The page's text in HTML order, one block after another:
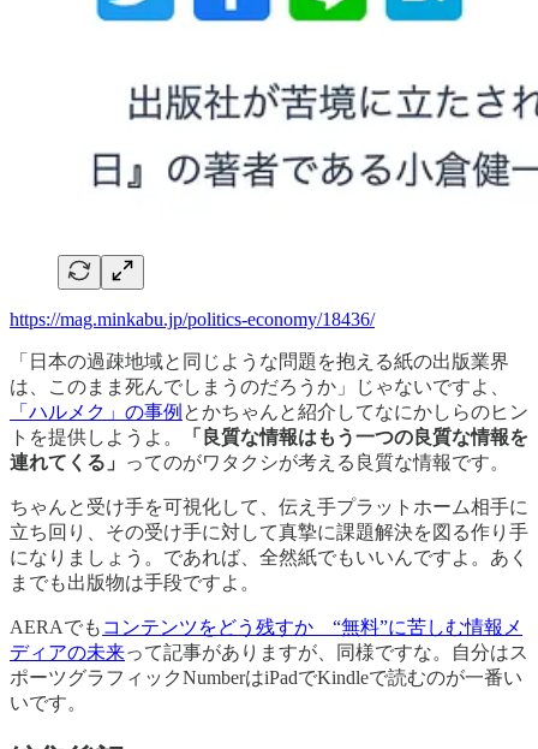
https://mag.minkabu.jp/politics-economy/18436/
「日本の過疎地域と同じような問題を抱える紙の出版業界
は、このまま死んでしまうのだろうか」じゃないですよ、
「ハルメク」の事例 とかちゃんと紹介してなにかしらのヒン
トを提供しようよ。
「良質な情報はもう一つの良質な情報を
連れてくる」
ってのがワタクシが考える良質な情報です。
ちゃんと受け手を可視化して、伝え手プラットホーム相手に
立ち回り、その受け手に対して真摯に課題解決を図る作り手
になりましょう。であれば、全然紙でもいいんですよ。あく
までも出版物は手段ですよ。
AERAでも コンテンツをどう残すか “無料”に苦しむ情報メ
ディアの未来って記事がありますが、同様ですな。自分はス
ポーツグラフィックNumberはiPadでKindleで読むのが一番い
いです。